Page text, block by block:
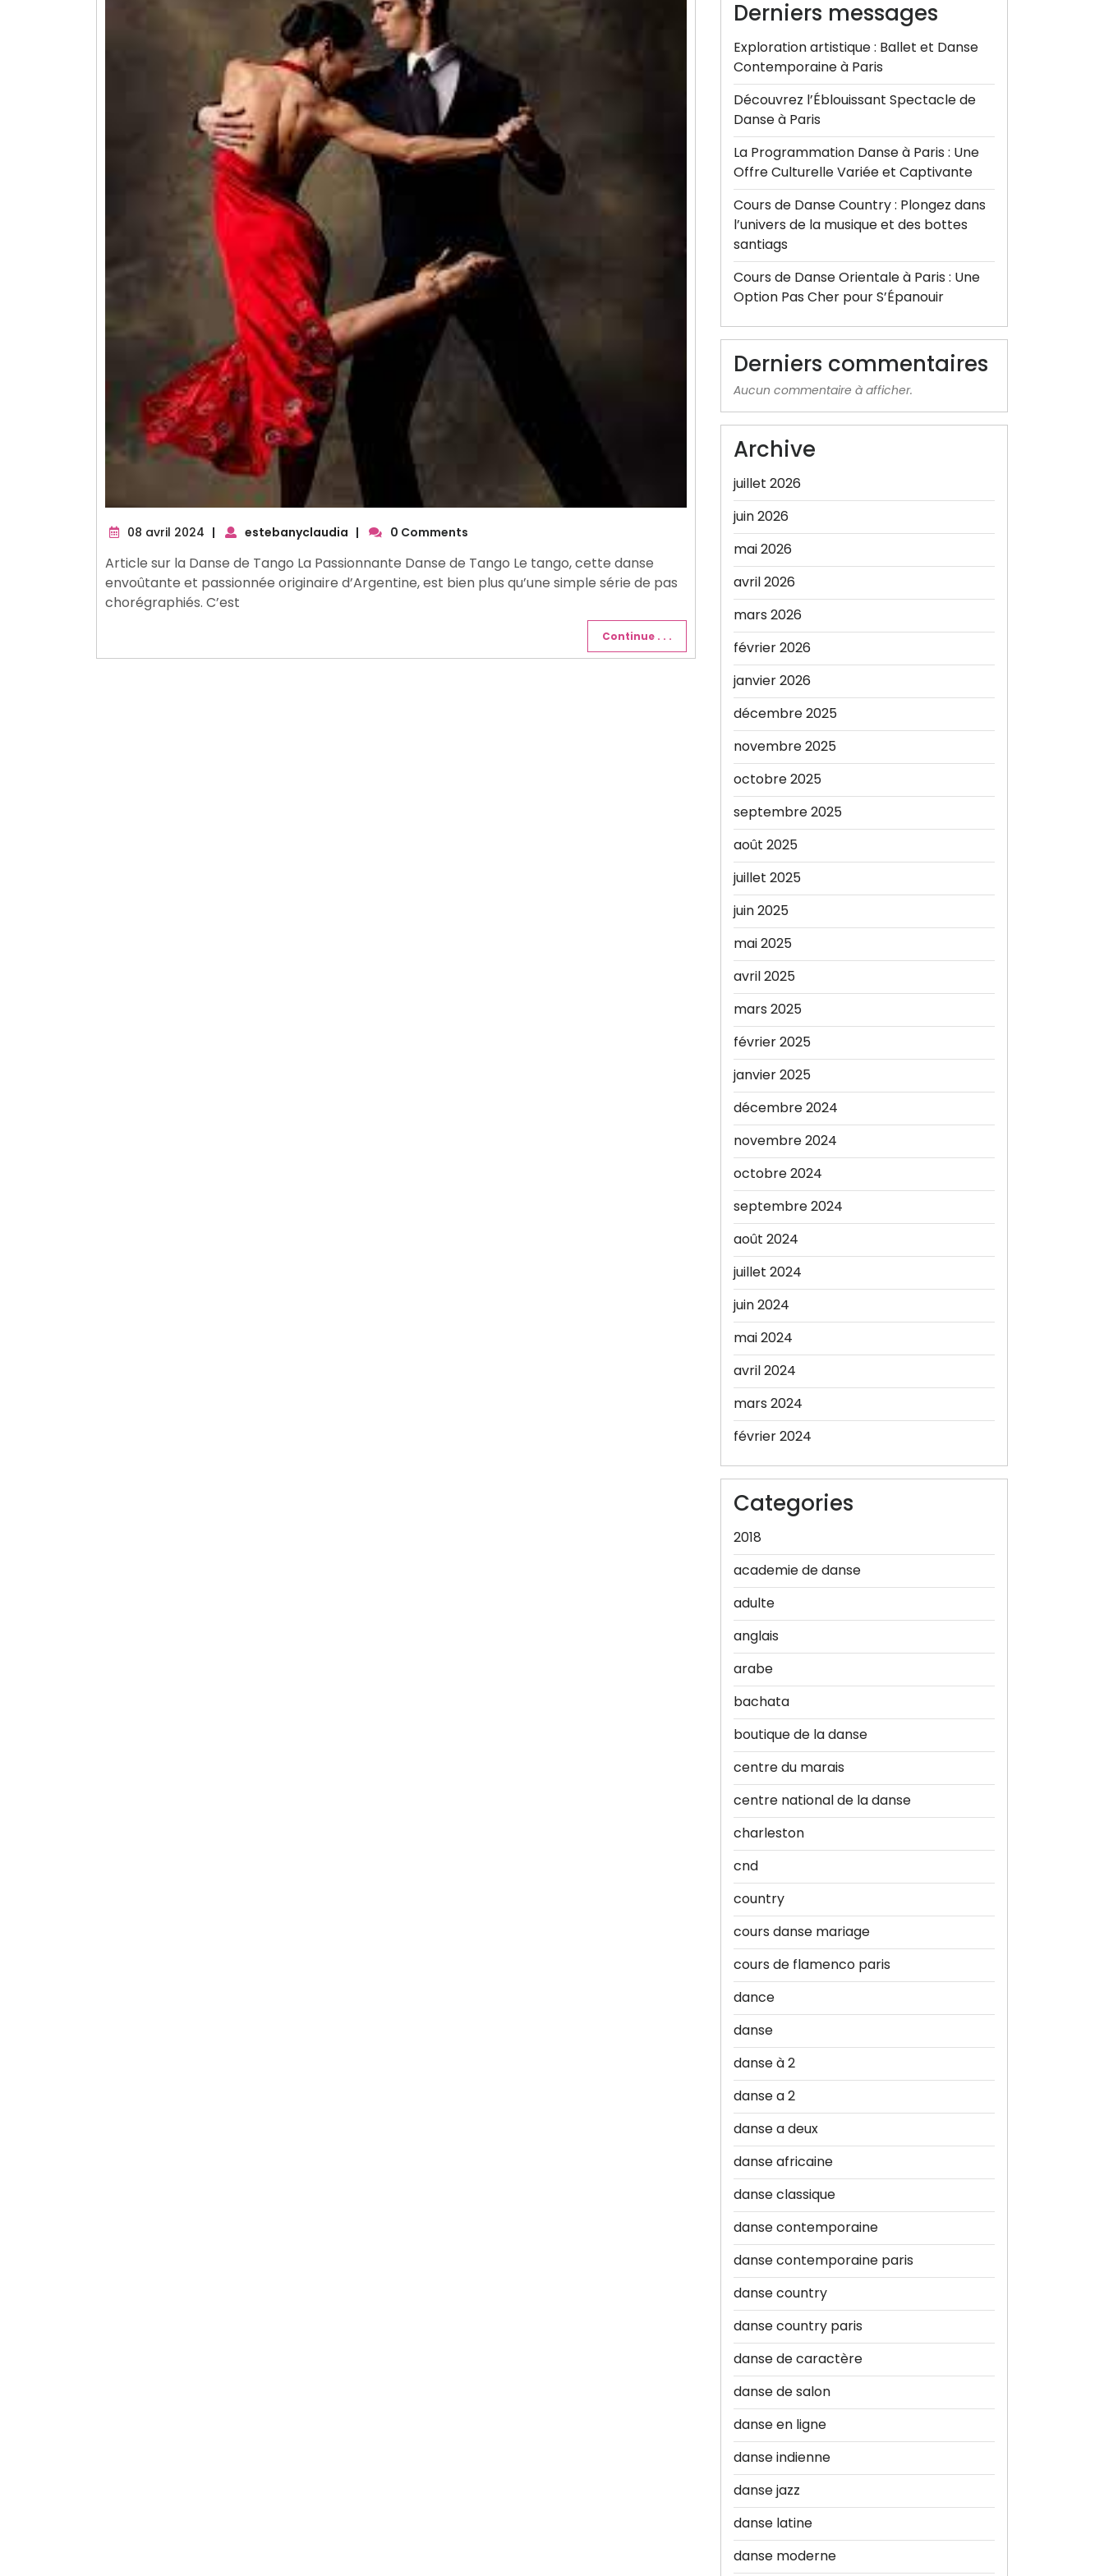
08 avril 2024 08
2024
| estebanyclaudia | 0 Comments
Article sur la Danse de Tango La Passionnante Danse de Tango Le tango, cette danse
envoûtante et passionnée originaire d’Argentine, est bien plus qu’une simple série de pas
chorégraphiés. C’est
Continue . . .
Derniers messages
Exploration artistique : Ballet et Danse
Contemporaine à Paris
Découvrez l’Éblouissant Spectacle de
Danse à Paris
La Programmation Danse à Paris : Une
Offre Culturelle Variée et Captivante
Cours de Danse Country : Plongez dans
l’univers de la musique et des bottes
santiags
Cours de Danse Orientale à Paris : Une
Option Pas Cher pour S’Épanouir
Derniers commentaires
Aucun commentaire à afficher.
Archive
juillet 2026
juin 2026
mai 2026
avril 2026
mars 2026
février 2026
janvier 2026
décembre 2025
novembre 2025
octobre 2025
septembre 2025
août 2025
juillet 2025
juin 2025
mai 2025
avril 2025
mars 2025
février 2025
janvier 2025
décembre 2024
novembre 2024
octobre 2024
septembre 2024
août 2024
juillet 2024
juin 2024
mai 2024
avril 2024
mars 2024
février 2024
Categories
2018
academie de danse
adulte
anglais
arabe
bachata
boutique de la danse
centre du marais
centre national de la danse
charleston
cnd
country
cours danse mariage
cours de flamenco paris
dance
danse
danse à 2
danse a 2
danse a deux
danse africaine
danse classique
danse contemporaine
danse contemporaine paris
danse country
danse country paris
danse de caractère
danse de salon
danse en ligne
danse indienne
danse jazz
danse latine
danse moderne